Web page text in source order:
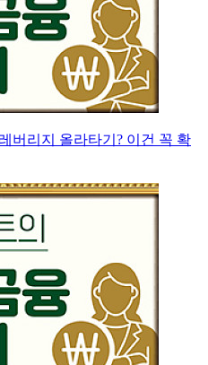
버리지 올라타기? 이건 꼭 확